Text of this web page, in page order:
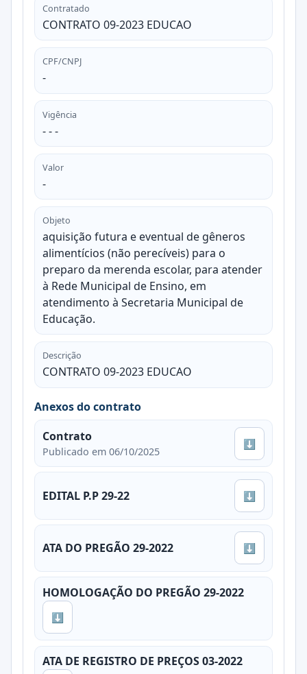
Contratado
CONTRATO 09-2023 EDUCAO
CPF/CNPJ
-
Vigência
- - -
Valor
-
Objeto
aquisição futura e eventual de gêneros
alimentícios (não perecíveis) para o
preparo da merenda escolar, para atender
à Rede Municipal de Ensino, em
atendimento à Secretaria Municipal de
Educação.
Descrição
CONTRATO 09-2023 EDUCAO
Anexos do contrato
Contrato
Publicado em 06/10/2025
⬇
EDITAL P.P 29-22 ⬇
ATA DO PREGÃO 29-2022 ⬇
HOMOLOGAÇÃO DO PREGÃO 29-2022
⬇
ATA DE REGISTRO DE PREÇOS 03-2022